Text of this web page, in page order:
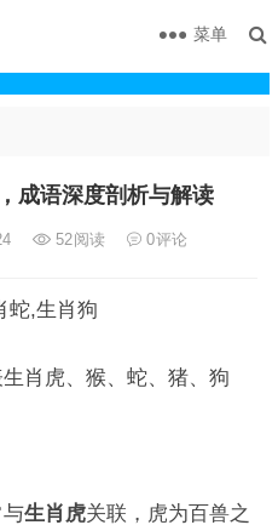
菜单
成语深度剖析与解读
52阅读 0评论
蛇,生肖狗
肖虎、猴、蛇、猪、狗
生肖虎关联，虎为百兽之